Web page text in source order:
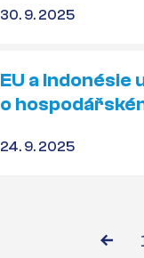
30. 9. 2025
EU a
o
24. 9. 2025